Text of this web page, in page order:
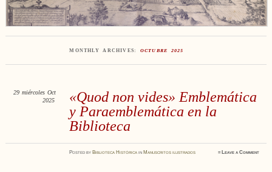
MONTHLY ARCHIVES: OCTUBRE 2025
«Quod non vides» Emblemática
y Paraemblemática en la
Biblioteca
29 miércoles Oct
2025
Postedby Biblioteca Histórica in Manuscritos ilustrados ≈ Leave a Comment